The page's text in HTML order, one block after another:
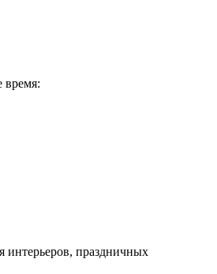
время:
интерьеров, праздничных